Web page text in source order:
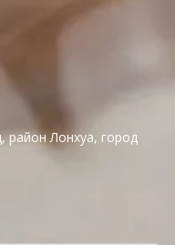
район Лонхуа, город